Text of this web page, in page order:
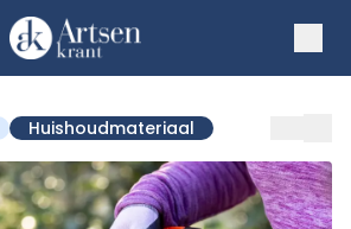
Huishoudmateriaal